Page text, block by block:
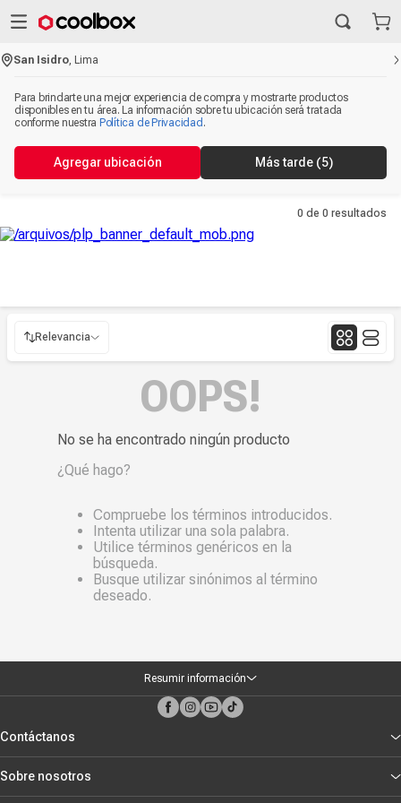
San Isidro ,Lima
Para brindarte una mejor experiencia de compra y mostrarte productos
disponibles en tu área. La información sobre tu ubicación será tratada
conforme nuestra Política de Privacidad .
Agregar ubicación Más tarde (5)
0 de 0 resultados
Relevancia
Mayor Descuento
Precio más bajo
Nombre, creciente
Nombre, decreciente
OOPS!
No se ha encontrado ningún producto
¿Qué hago?
Compruebe los términos introducidos.
Intenta utilizar una sola palabra.
Utilice términos genéricos en la
búsqueda.
Busque utilizar sinónimos al término
deseado.
Resumir información
Contáctanos
Sobre nosotros